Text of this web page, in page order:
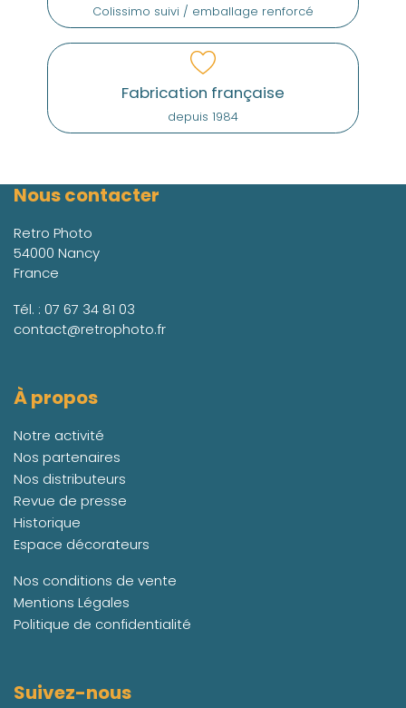
Colissimo suivi / emballage renforcé
Fabrication française
depuis 1984
Nous contacter
Retro Photo
54000 Nancy
France
Tél. : 07 67 34 81 03
contact@retrophoto.fr
À propos
Notre activité
Nos partenaires
Nos distributeurs
Revue de presse
Historique
Espace décorateurs
Nos conditions de vente
Mentions Légales
Politique de confidentialité
Suivez-nous